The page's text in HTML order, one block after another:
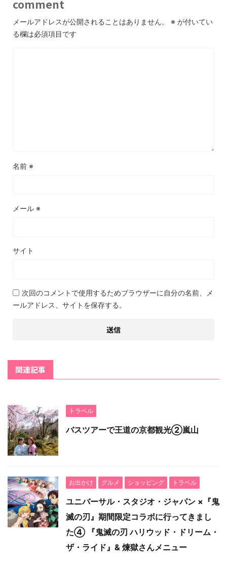
comment
メールアドレスが公開されることはありません。 ※ が付いてい
る欄は必須項目です
名前 ※
メール ※
サイト
次回のコメントで使用するためブラウザーに自分の名前、メ
ールアドレス、サイトを保存する。
関連記事
トラベル
バスツアーで王道の京都観光②嵐山
お出かけ グルメ ショッピング トラベル
ユニバーサル・スタジオ・ジャパン ×『鬼
滅の刃』期間限定コラボに行ってきまし
た④ 『鬼滅の刃 ハリウッド・ドリーム・
ザ・ライド』& 煉獄さんメニュー